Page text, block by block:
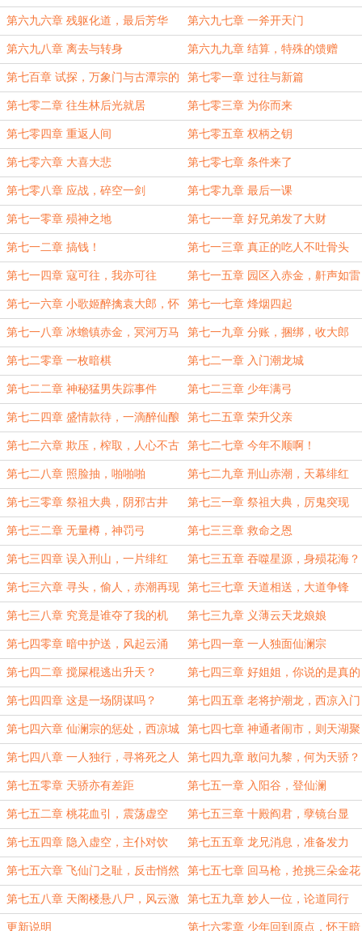
第六九六章 残躯化道，最后芳华 第六九七章 一斧开天门
第六九八章 离去与转身 第六九九章 结算，特殊的馈赠
第七百章 试探，万象门与古潭宗的
渊源
第七零一章 过往与新篇
第七零二章 往生林后光就居 第七零三章 为你而来
第七零四章 重返人间 第七零五章 权柄之钥
第七零六章 大喜大悲 第七零七章 条件来了
第七零八章 应战，碎空一剑 第七零九章 最后一课
第七一零章 殒神之地 第七一一章 好兄弟发了大财
第七一二章 搞钱！ 第七一三章 真正的吃人不吐骨头
第七一四章 寇可往，我亦可往 第七一五章 园区入赤金，鼾声如雷
第七一六章 小歌姬醉擒袁大郎，怀
王砸仓
第七一七章 烽烟四起
第七一八章 冰蟾镇赤金，冥河万马
腾
第七一九章 分账，捆绑，收大郎
第七二零章 一枚暗棋 第七二一章 入门潮龙城
第七二二章 神秘猛男失踪事件 第七二三章 少年满弓
第七二四章 盛情款待，一滴醉仙酿 第七二五章 荣升父亲
第七二六章 欺压，榨取，人心不古 第七二七章 今年不顺啊！
第七二八章 照脸抽，啪啪啪 第七二九章 刑山赤潮，天幕绯红
第七三零章 祭祖大典，阴邪古井 第七三一章 祭祖大典，厉鬼突现
第七三二章 无量樽，神罚弓 第七三三章 救命之恩
第七三四章 误入刑山，一片绯红 第七三五章 吞噬星源，身殒花海？
第七三六章 寻头，偷人，赤潮再现 第七三七章 天道相送，大道争锋
第七三八章 究竟是谁夺了我的机
缘？
第七三九章 义薄云天龙娘娘
第七四零章 暗中护送，风起云涌 第七四一章 一人独面仙澜宗
第七四二章 搅屎棍逃出升天？ 第七四三章 好姐姐，你说的是真的
吗？
第七四四章 这是一场阴谋吗？ 第七四五章 老将护潮龙，西凉入门
难
第七四六章 仙澜宗的惩处，西凉城
的业府
第七四七章 神通者闹市，则天湖聚
首
第七四八章 一人独行，寻将死之人 第七四九章 敢问九黎，何为天骄？
第七五零章 天骄亦有差距 第七五一章 入阳谷，登仙澜
第七五二章 桃花血引，震荡虚空 第七五三章 十殿阎君，孽镜台显
第七五四章 隐入虚空，主仆对饮 第七五五章 龙兄消息，准备发力
第七五六章 飞仙门之耻，反击悄然
而至
第七五七章 回马枪，抢挑三朵金花
第七五八章 天阁楼悬八尸，风云激
荡
第七五九章 妙人一位，论道同行
更新说明 第七六零章 少年回到原点，怀王暗